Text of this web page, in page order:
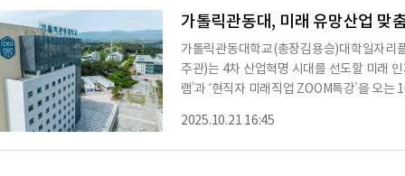
와 상실 관리 ▲우리나라 장사제도와 장례
가톨릭관동대, 미래 유망산업 맞
가톨릭관동대학교(총장김용승)대학일자리
주관)는 4차 산업혁명 시대를 선도할 미래
램’과 ‘현직자 미래직업 ZOOM특강’을 오
지능·빅데이터 ▲블록체인·핀테크 ▲미래
행되며, 각 분야 전문가들이 강사로 참여해
2025.10.21 16:45